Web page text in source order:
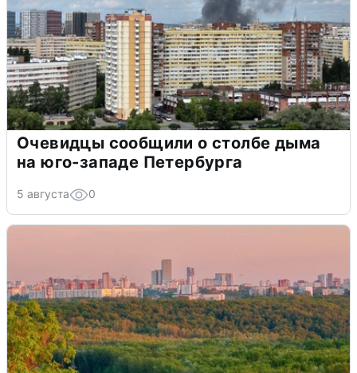
Очевидцы сообщили о столбе дыма
на юго-западе Петербурга
5 августа 0